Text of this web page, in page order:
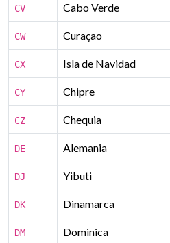
CV Cabo Verde
CW Curaçao
CX Isla de Navidad
CY Chipre
CZ Chequia
DE Alemania
DJ Yibuti
DK Dinamarca
DM Dominica